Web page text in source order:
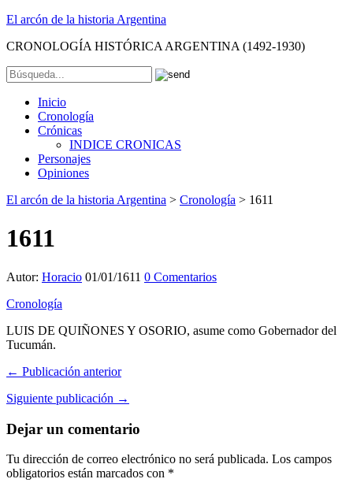
El arcón de la historia Argentina
CRONOLOGÍA HISTÓRICA ARGENTINA (1492-1930)
Inicio
Cronología
Crónicas
INDICE CRONICAS
Personajes
Opiniones
El arcón de la historia Argentina > Cronología > 1611
1611
Autor: Horacio 01/01/1611 0 Comentarios
Cronología
LUIS DE QUIÑONES Y OSORIO, asume como Gobernador del
Tucumán.
← Publicación anterior
Siguiente publicación →
Dejar un comentario
Tu dirección de correo electrónico no será publicada. Los campos
obligatorios están marcados con *